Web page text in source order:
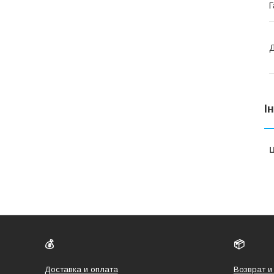
💰
Доставка и оплата
📦
Возврат